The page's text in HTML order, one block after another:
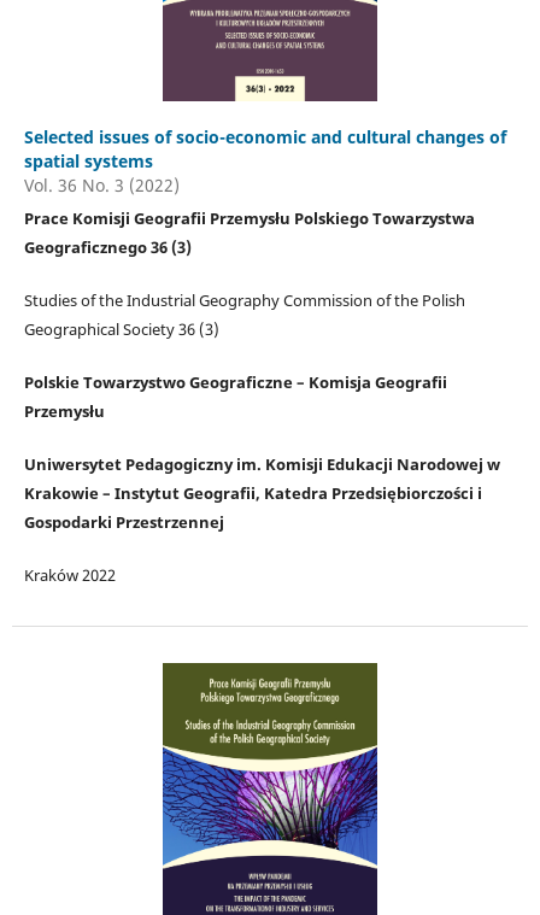
Selected issues of socio-economic and cultural changes of
spatial systems
Vol. 36 No. 3 (2022)
Prace Komisji Geografii Przemysłu Polskiego Towarzystwa
Geograficznego 36 (3)
Studies of the Industrial Geography Commission of the Polish
Geographical Society 36 (3)
Polskie Towarzystwo Geograficzne – Komisja Geografii
Przemysłu
Uniwersytet Pedagogiczny im. Komisji Edukacji Narodowej w
Krakowie – Instytut Geografii, Katedra Przedsiębiorczości i
Gospodarki Przestrzennej
Kraków 2022